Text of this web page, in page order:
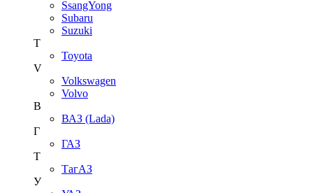
SsangYong
Subaru
Suzuki
T
Toyota
V
Volkswagen
Volvo
В
ВАЗ (Lada)
Г
ГАЗ
Т
ТагАЗ
У